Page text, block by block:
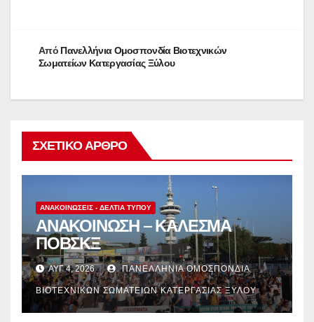
Από Πανελλήνια Ομοσπονδία Βιοτεχνικών
Σωματείων Κατεργασίας Ξύλου
ΣΧΕΤΙΚΌ ΆΡΘΡΟ
ΑΝΑΚΟΙΝΏΣΕΙΣ - ΔΕΛΤΊΑ ΤΎΠΟΥ
ΑΝΑΚΟΙΝΩΣΗ – ΚΑΛΕΣΜΑ
ΠΟΒΣΚΞ
ΑΥΓ 4, 2026 ΠΑΝΕΛΛΉΝΙΑ ΟΜΟΣΠΟΝΔΊΑ
ΒΙΟΤΕΧΝΙΚΏΝ ΣΩΜΑΤΕΊΩΝ ΚΑΤΕΡΓΑΣΊΑΣ ΞΎΛΟΥ